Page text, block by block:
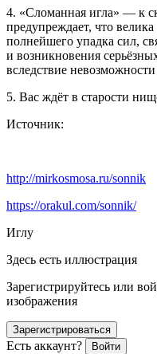
4. «Сломанная игла» — к
предупреждает, что
полнейшего упадка сил,
и возникновения
вследствие
5. Вас ждёт в старости
Источник:
http://mirkosmosa.ru/sonnik
https://orakul.com/sonnik/
Иглу
Здесь есть иллюстрация
Зарегистрируйтесь или
изображения
Зарегистрироваться
Есть аккаунт? Войти